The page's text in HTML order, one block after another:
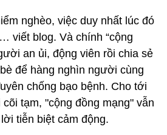
nghèo, việc duy nhất lúc đó
viết blog. Và chính “cộng
an ủi, động viên rồi chia sẻ
để hàng nghìn người cùng
chống bạo bệnh. Cho tới
tạm, "cộng đồng mạng" vẫn
tiễn biệt cảm động.